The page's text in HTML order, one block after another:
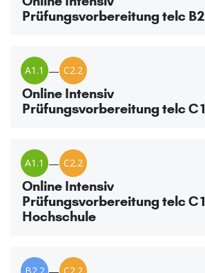
Prüfungsvorbereitung telc B2
A1.1 — C2.2
Online Intensiv
Prüfungsvorbereitung telc C1
A1.1 — C2.2
Online Intensiv
Prüfungsvorbereitung telc C1
Hochschule